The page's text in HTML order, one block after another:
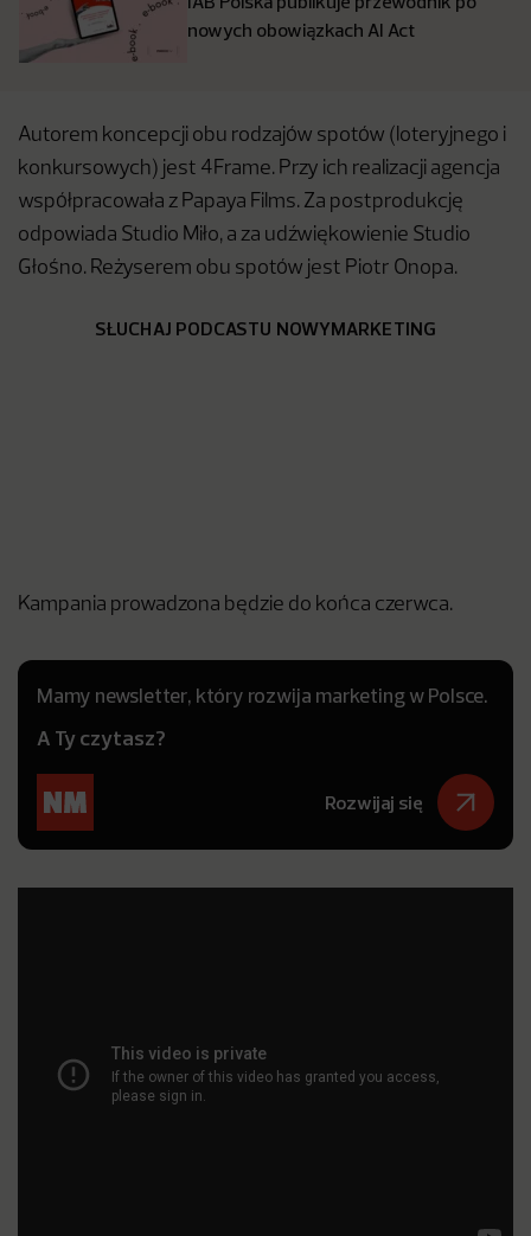
nowych obowiązkach AI Act
Autorem koncepcji obu rodzajów spotów (loteryjnego i
konkursowych) jest 4Frame. Przy ich realizacji agencja
współpracowała z Papaya Films. Za postprodukcję
odpowiada Studio Miło, a za udźwiękowienie Studio
Głośno. Reżyserem obu spotów jest Piotr Onopa.
SŁUCHAJ PODCASTU NOWYMARKETING
Kampania prowadzona będzie do końca czerwca.
Mamy newsletter, który rozwija marketing w Polsce.
A Ty czytasz?
Rozwijaj się